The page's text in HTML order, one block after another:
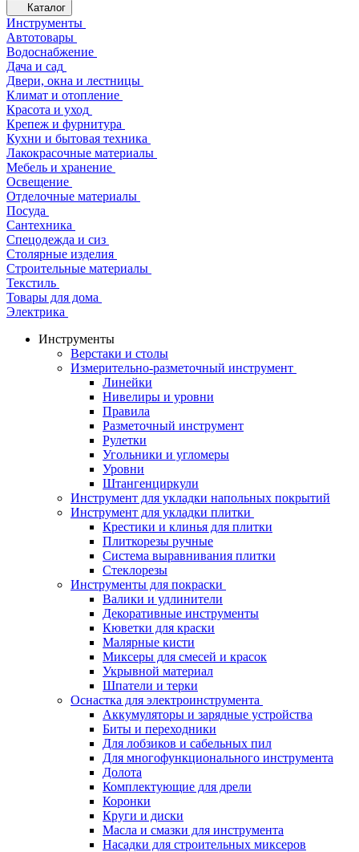
Каталог
Инструменты
Автотовары
Водоснабжение
Дача и сад
Двери, окна и лестницы
Климат и отопление
Красота и уход
Крепеж и фурнитура
Кухни и бытовая техника
Лакокрасочные материалы
Мебель и хранение
Освещение
Отделочные материалы
Посуда
Сантехника
Спецодежда и сиз
Столярные изделия
Строительные материалы
Текстиль
Товары для дома
Электрика
Инструменты
Верстаки и столы
Измерительно-разметочный инструмент
Линейки
Нивелиры и уровни
Правила
Разметочный инструмент
Рулетки
Угольники и угломеры
Уровни
Штангенциркули
Инструмент для укладки напольных покрытий
Инструмент для укладки плитки
Крестики и клинья для плитки
Плиткорезы ручные
Система выравнивания плитки
Стеклорезы
Инструменты для покраски
Валики и удлинители
Декоративные инструменты
Кюветки для краски
Малярные кисти
Миксеры для смесей и красок
Укрывной материал
Шпатели и терки
Оснастка для электроинструмента
Аккумуляторы и зарядные устройства
Биты и переходники
Для лобзиков и сабельных пил
Для многофункционального инструмента
Долота
Комплектующие для дрели
Коронки
Круги и диски
Масла и смазки для инструмента
Насадки для строительных миксеров